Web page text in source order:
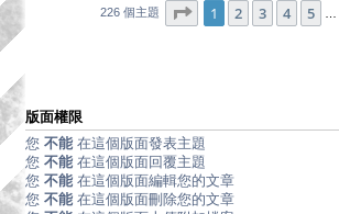
226 個主題 第 1 頁 (共10 頁)
1 2 3 4 5
版面權限
您 不能 在這個版面發表主題
您 不能 在這個版面回覆主題
您 不能 在這個版面編輯您的文章
您 不能 在這個版面刪除您的文章